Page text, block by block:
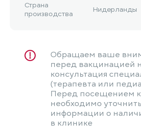
Страна
производства
Нидерланды
Обращаем ваше
перед вакцинацией
консультация
(терапевта или
Перед посещением
необходимо уточнить
информации о
в клинике